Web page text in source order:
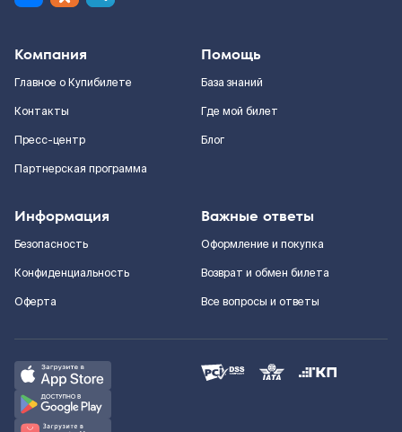
Компания
Главное о Купибилете
Контакты
Пресс-центр
Партнерская программа
Помощь
База знаний
Где мой билет
Блог
Информация
Безопасность
Конфиденциальность
Оферта
Важные ответы
Оформление и покупка
Возврат и обмен билета
Все вопросы и ответы